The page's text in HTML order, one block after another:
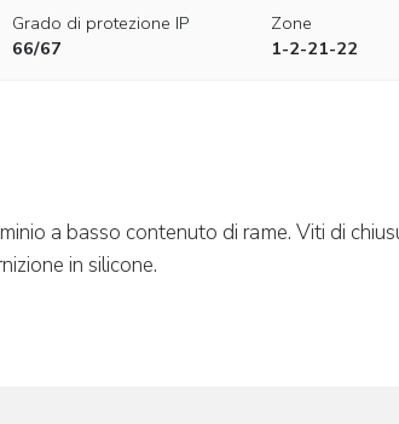
Grado di protezione IP
66/67
Zone
1-2-21-22
a basso contenuto di rame. Viti di
in silicone.